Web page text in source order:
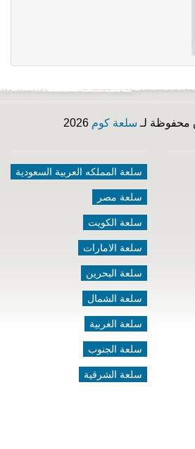
محفوظة لـ سلعة كوم
سلعة المملكه العربية السعودية
سلعة مصر
سلعة الكويت
سلعة الامارات
سلعة البحرين
سلعة الشمال
سلعة الغربية
سلعة الجنوب
سلعة الشرقية